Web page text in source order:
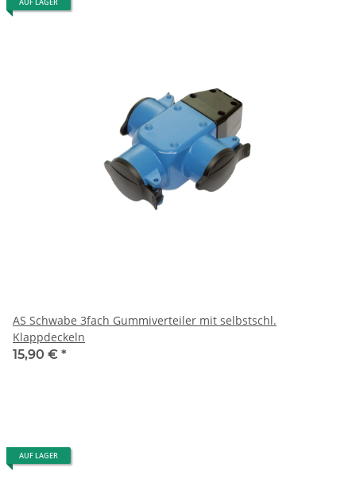
AS Schwabe 3fach Gummiverteiler mit selbstschl.
Klappdeckeln
15,90 € *
AUF LAGER